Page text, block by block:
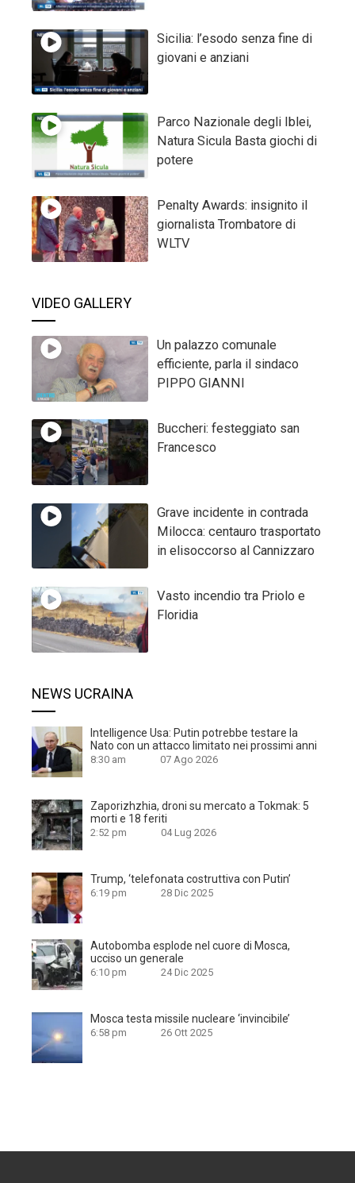
Sicilia: l’esodo senza fine di
giovani e anziani
Parco Nazionale degli Iblei,
Natura Sicula Basta giochi di
potere
Penalty Awards: insignito il
giornalista Trombatore di
WLTV
VIDEO GALLERY
Un palazzo comunale
efficiente, parla il sindaco
PIPPO GIANNI
Buccheri: festeggiato san
Francesco
Grave incidente in contrada
Milocca: centauro trasportato
in elisoccorso al Cannizzaro
Vasto incendio tra Priolo e
Floridia
NEWS UCRAINA
Intelligence Usa: Putin potrebbe testare la
Nato con un attacco limitato nei prossimi anni
8:30 am 07 Ago 2026
Zaporizhzhia, droni su mercato a Tokmak: 5
morti e 18 feriti
2:52 pm 04 Lug 2026
Trump, ‘telefonata costruttiva con Putin’
6:19 pm 28 Dic 2025
Autobomba esplode nel cuore di Mosca,
ucciso un generale
6:10 pm 24 Dic 2025
Mosca testa missile nucleare ‘invincibile’
6:58 pm 26 Ott 2025